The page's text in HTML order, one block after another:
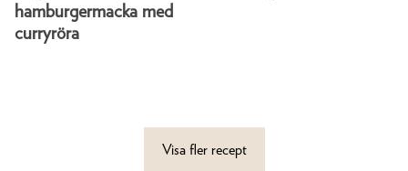
hamburgermacka med
curryröra
Visa fler recept